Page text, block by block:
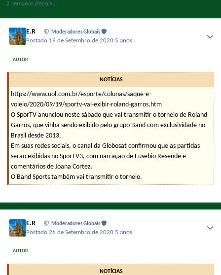
2 semanas depois...
E.R Moderadores Globais
Postado 19 de Setembro de 2020 5 anos
AUTOR
NOTÍCIAS
https://www.uol.com.br/esporte/colunas/saque-e-
voleio/2020/09/19/sportv-vai-exibir-roland-garros.htm
O SporTV anunciou neste sábado que vai transmitir o torneio de Roland
Garros, que vinha sendo exibido pelo grupo Band com exclusividade no
Brasil desde 2013.
Em suas redes sociais, o canal da Globosat confirmou que as partidas
serão exibidas no SporTV3, com narração de Eusebio Resende e
comentários de Joana Cortez.
O Band Sports também vai transmitir o torneio.
E.R Moderadores Globais
Postado26 de Setembro de 2020 5 anos
AUTOR
NOTÍCIAS